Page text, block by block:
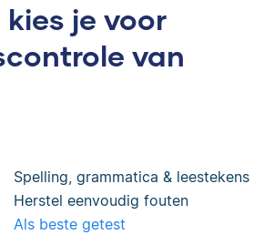
je voor
van
Spelling, grammatica & leestekens
Herstel eenvoudig fouten
Als beste getest